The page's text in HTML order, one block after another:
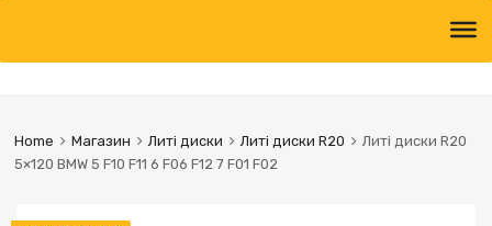
content
Home Магазин Литі диски Литі диски R20
Литі диски R20
5×120 BMW 5 F10 F11 6 F06 F12 7 F01 F02